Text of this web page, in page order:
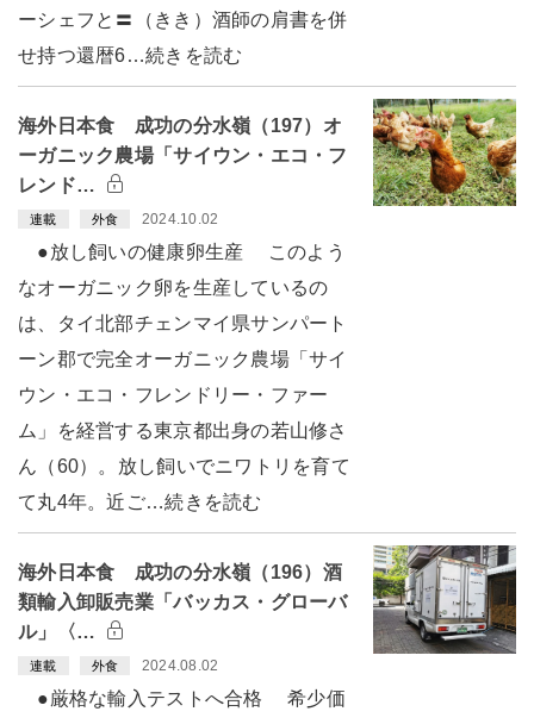
ーシェフと〓（きき）酒師の肩書を併
せ持つ還暦6…続きを読む
海外日本食 成功の分水嶺（197）オ
ーガニック農場「サイウン・エコ・フ
レンド…
連載 外食 2024.10.02
●放し飼いの健康卵生産 このよう
なオーガニック卵を生産しているの
は、タイ北部チェンマイ県サンパート
ーン郡で完全オーガニック農場「サイ
ウン・エコ・フレンドリー・ファー
ム」を経営する東京都出身の若山修さ
ん（60）。放し飼いでニワトリを育て
て丸4年。近ご…続きを読む
海外日本食 成功の分水嶺（196）酒
類輸入卸販売業「バッカス・グローバ
ル」〈…
連載 外食 2024.08.02
●厳格な輸入テストへ合格 希少価